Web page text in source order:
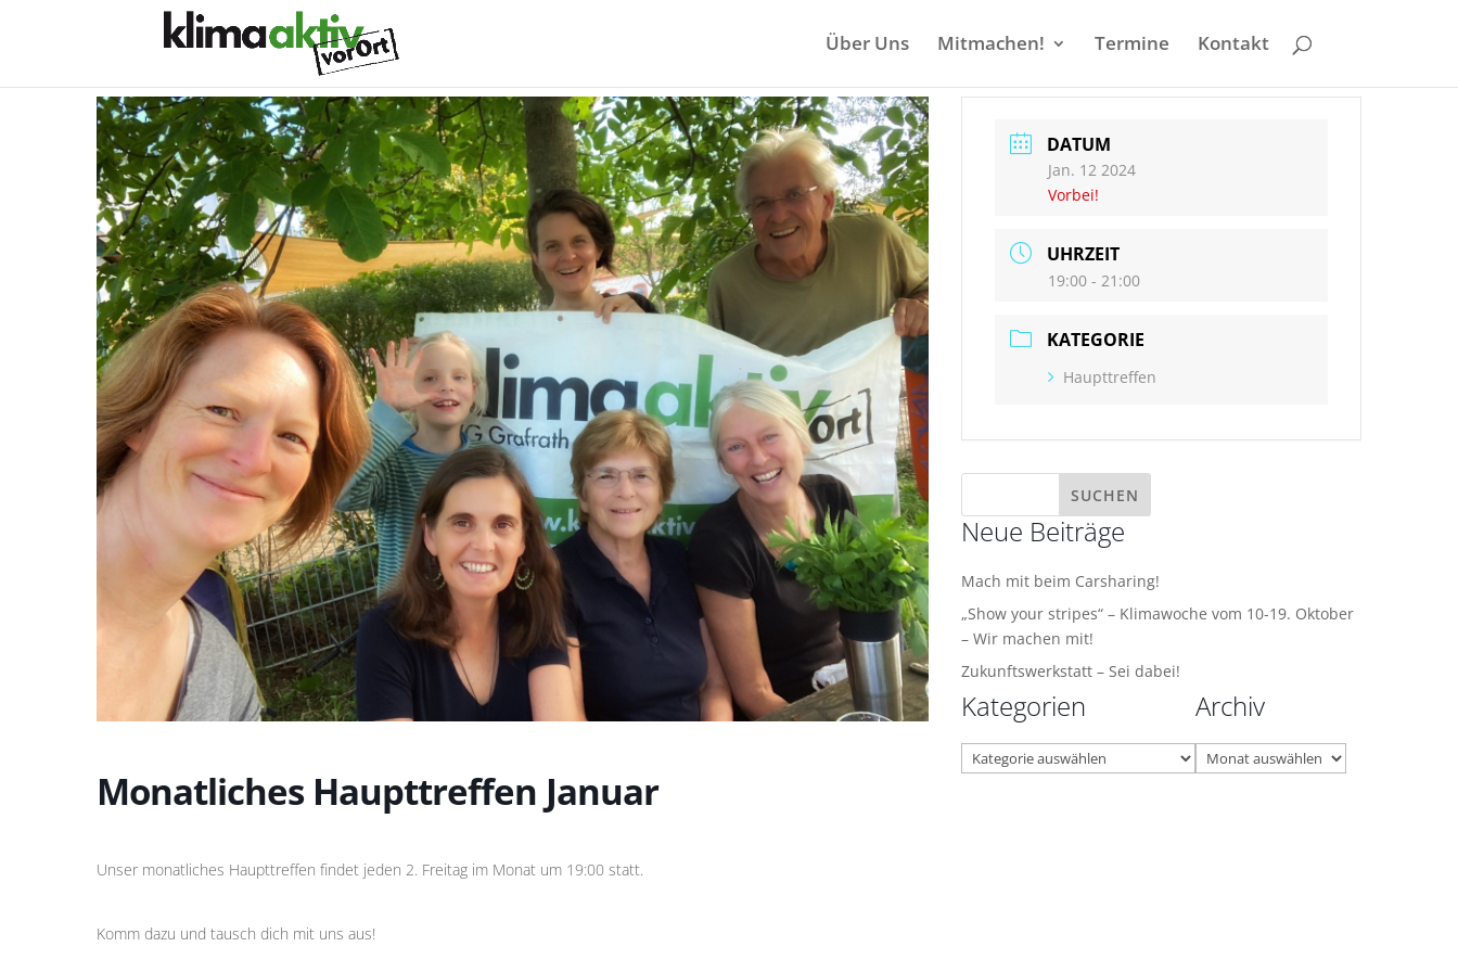
Über Uns Mitmachen! Termine Kontakt
Monatliches Haupttreffen Januar
Unser monatliches Haupttreffen findet jeden 2. Freitag im Monat um 19:00 statt.
Komm dazu und tausch dich mit uns aus!
DATUM
Jan. 12 2024
Vorbei!
UHRZEIT
19:00 - 21:00
KATEGORIE
Haupttreffen
Neue Beiträge
Mach mit beim Carsharing!
„Show your stripes“ – Klimawoche vom 10-19. Oktober
– Wir machen mit!
Zukunftswerkstatt – Sei dabei!
Kategorien
Kategorien
Archiv
Archiv